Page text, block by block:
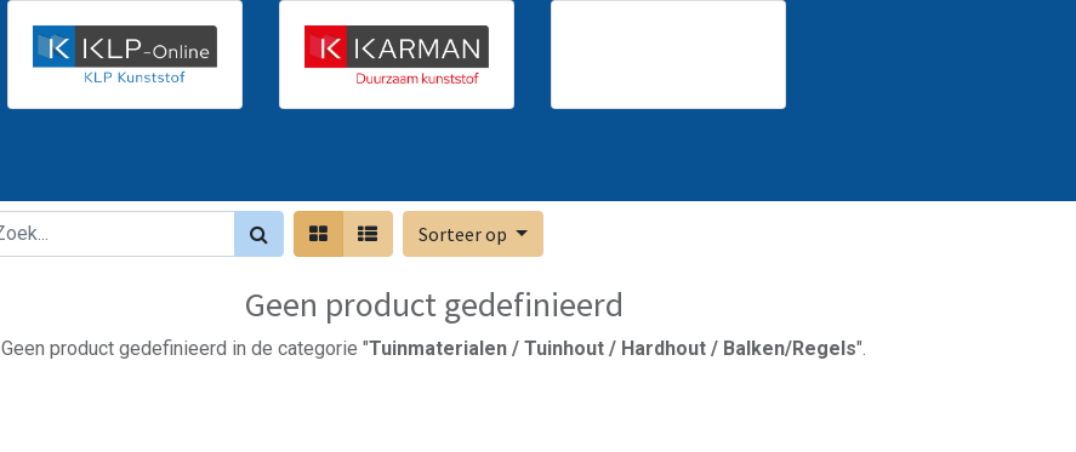
Sorteer op
Geen product gedefinieerd
Geen product gedefinieerd in de categorie "Tuinmaterialen / Tuinhout / Hardhout / Balken/Regels".